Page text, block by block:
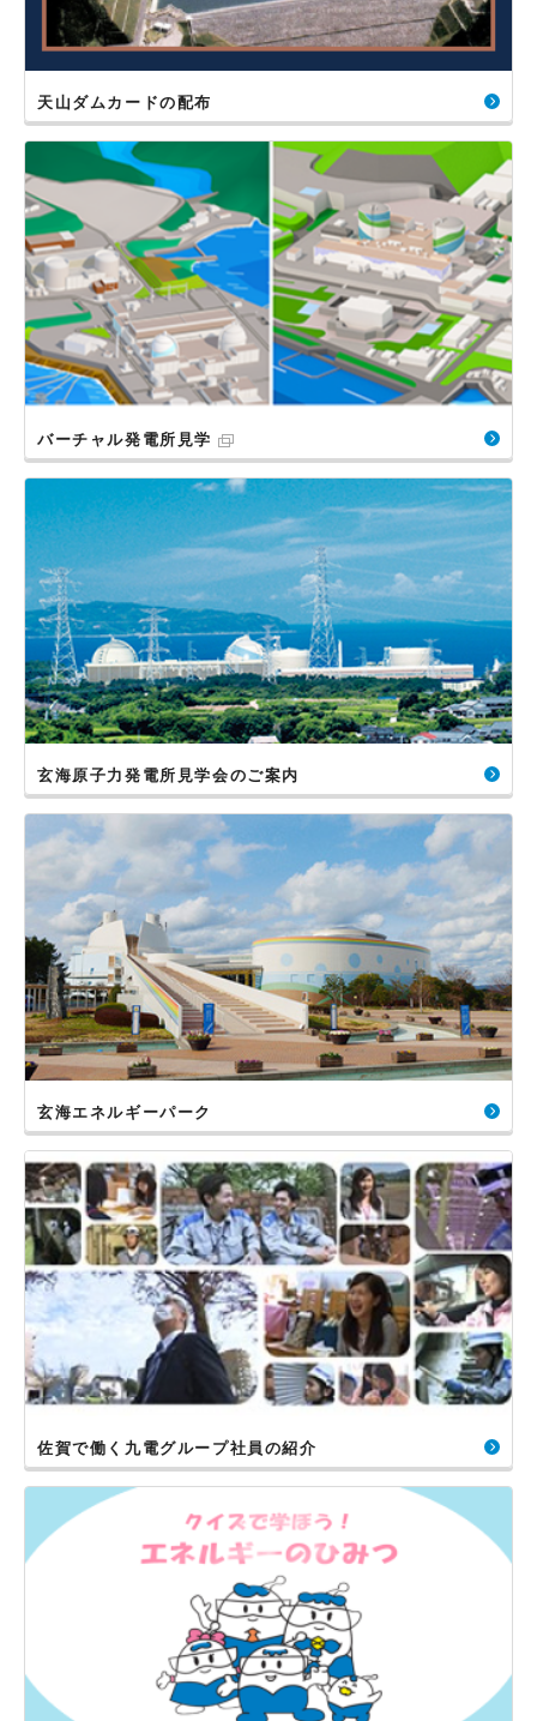
天山ダムカードの配布
バーチャル発電所見学
玄海原子力発電所見学会のご案内
玄海エネルギーパーク
佐賀で働く九電グループ社員の紹介